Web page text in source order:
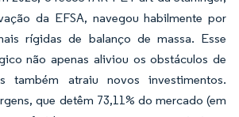
da EFSA, navegou habilmente por
rígidas de balanço de massa. Esse
não apenas aliviou os obstáculos de
também atraiu novos investimentos.
que detêm 73,11% do mercado (em